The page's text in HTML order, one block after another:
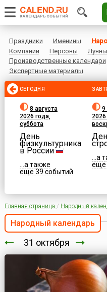
Праздники Именины
Компании
Персоны
Производственные календари
Экспертные материалы
СЕГОДНЯ
8 августа
2026 года,
суббота
День
физкультурника
в России
...а также
еще 39 событий
9
...а
еще
Главная страница / Народный
Народный календарь
31 октября